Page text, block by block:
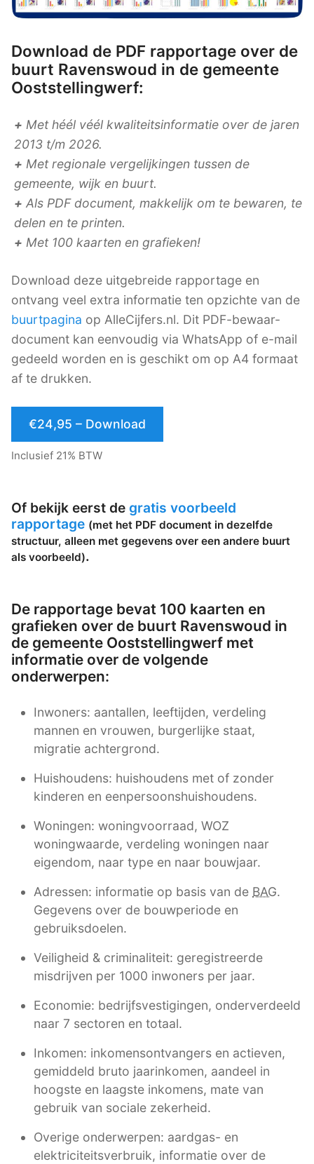
Download de PDF rapportage over de
buurt Ravenswoud in de gemeente
Ooststellingwerf:
+ Met héél véél kwaliteitsinformatie over de jaren
2013 t/m 2026.
+ Met regionale vergelijkingen tussen de
gemeente, wijk en buurt.
+ Als PDF document, makkelijk om te bewaren, te
delen en te printen.
+ Met 100 kaarten en grafieken!
Download deze uitgebreide rapportage en
ontvang veel extra informatie ten opzichte van de
buurtpagina op AlleCijfers.nl. Dit PDF-bewaar-
document kan eenvoudig via WhatsApp of e-mail
gedeeld worden en is geschikt om op A4 formaat
af te drukken.
€24,95 – Download
Inclusief 21% BTW
Of bekijk eerst de gratis voorbeeld
rapportage (met het PDF document in dezelfde
structuur, alleen met gegevens over een andere buurt
als voorbeeld).
De rapportage bevat 100 kaarten en
grafieken over de buurt Ravenswoud in
de gemeente Ooststellingwerf met
informatie over de volgende
onderwerpen:
Inwoners: aantallen, leeftijden, verdeling
mannen en vrouwen, burgerlijke staat,
migratie achtergrond.
Huishoudens: huishoudens met of zonder
kinderen en eenpersoonshuishoudens.
Woningen: woningvoorraad, WOZ
woningwaarde, verdeling woningen naar
eigendom, naar type en naar bouwjaar.
Adressen: informatie op basis van de BAG.
Gegevens over de bouwperiode en
gebruiksdoelen.
Veiligheid & criminaliteit: geregistreerde
misdrijven per 1000 inwoners per jaar.
Economie: bedrijfsvestigingen, onderverdeeld
naar 7 sectoren en totaal.
Inkomen: inkomensontvangers en actieven,
gemiddeld bruto jaarinkomen, aandeel in
hoogste en laagste inkomens, mate van
gebruik van sociale zekerheid.
Overige onderwerpen: aardgas- en
elektriciteitsverbruik, informatie over de